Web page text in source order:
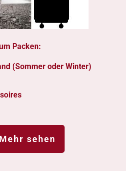
Packen:
(Sommer oder Winter)
Mehr sehen